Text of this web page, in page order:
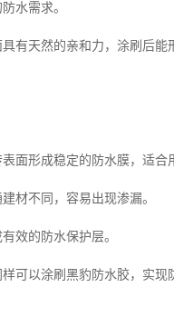
水需求。
有天然的亲和力，涂刷后
面形成稳定的防水膜，适
材不同，容易出现渗漏。
效的防水保护层。
可以涂刷黑豹防水胶，实现